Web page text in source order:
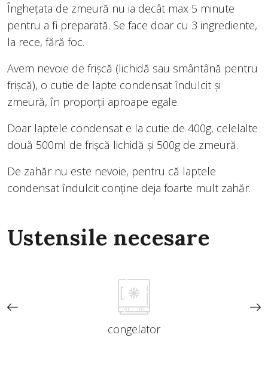
Înghețata de zmeură nu ia decât max 5 minute
pentru a fi preparată. Se face doar cu 3 ingrediente,
la rece, fără foc.
Avem nevoie de frișcă (lichidă sau smântână pentru
frișcă), o cutie de lapte condensat îndulcit și
zmeură, în proporții aproape egale.
Doar laptele condensat e la cutie de 400g, celelalte
două 500ml de frișcă lichidă și 500g de zmeură.
De zahăr nu este nevoie, pentru că laptele
condensat îndulcit conține deja foarte mult zahăr.
Ustensile necesare
congelator